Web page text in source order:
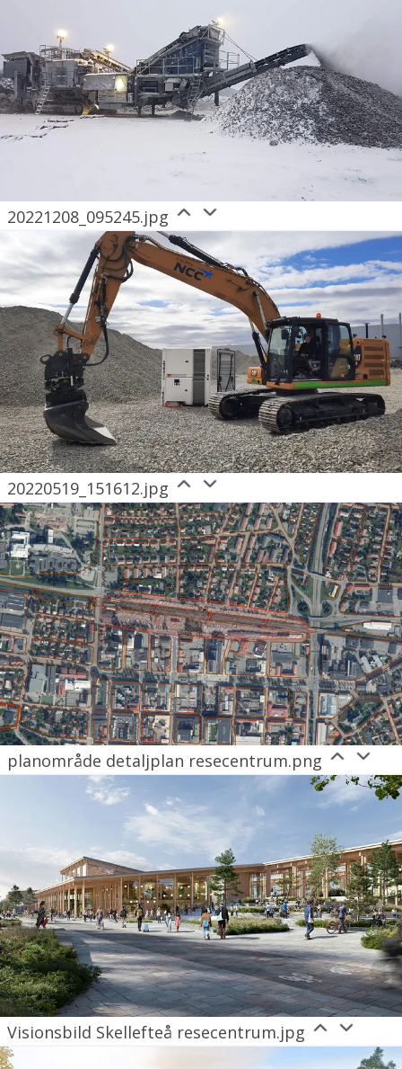
20221208_095245.jpg
20220519_151612.jpg
planområde detaljplan resecentrum.png
Visionsbild Skellefteå resecentrum.jpg